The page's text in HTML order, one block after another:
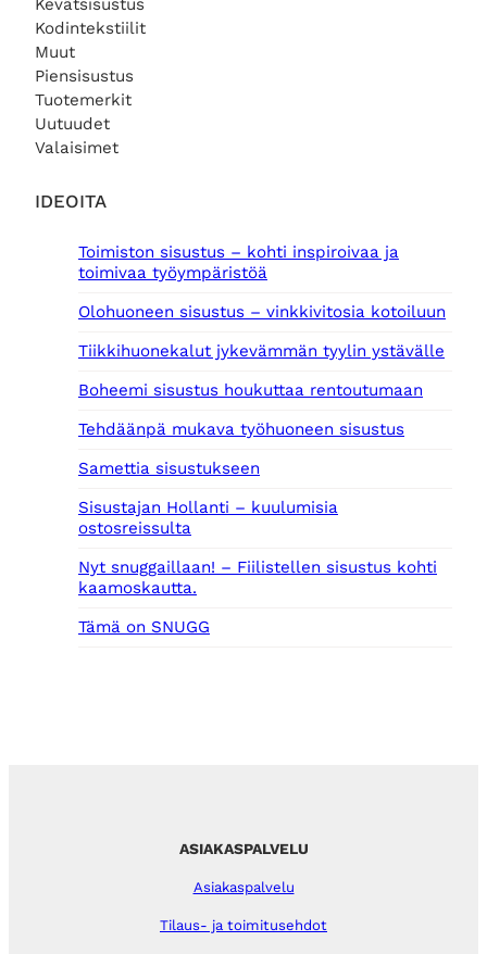
Kevätsisustus
Kodintekstiilit
Muut
Piensisustus
Tuotemerkit
Uutuudet
Valaisimet
IDEOITA
Toimiston sisustus – kohti inspiroivaa ja
toimivaa työympäristöä
Olohuoneen sisustus – vinkkivitosia kotoiluun
Tiikkihuonekalut jykevämmän tyylin ystävälle
Boheemi sisustus houkuttaa rentoutumaan
Tehdäänpä mukava työhuoneen sisustus
Samettia sisustukseen
Sisustajan Hollanti – kuulumisia
ostosreissulta
Nyt snuggaillaan! – Fiilistellen sisustus kohti
kaamoskautta.
Tämä on SNUGG
ASIAKASPALVELU
Asiakaspalvelu
Tilaus- ja toimitusehdot